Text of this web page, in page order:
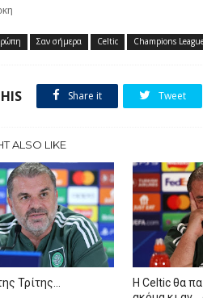
Σαν σήμερα Celtic Champions
Share it Tweet
ALSO LIKE
Τρίτης…
Η Celtic θα